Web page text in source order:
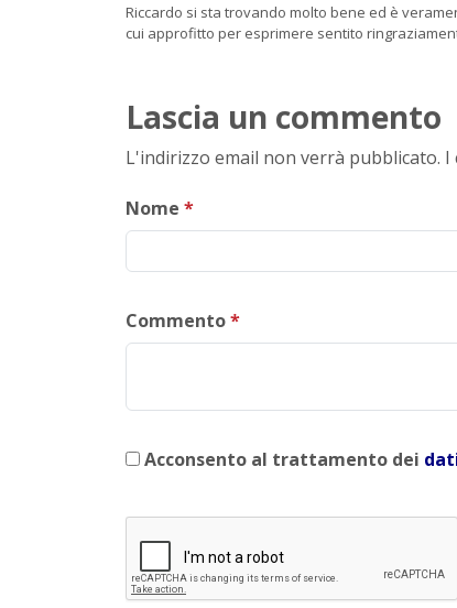
Riccardo si sta trovando molto bene ed è
cui approfitto per esprimere sentito
Lascia un commento
L'indirizzo email non verrà pubblicato.
Nome *
Commento*
Acconsento al trattamento dei